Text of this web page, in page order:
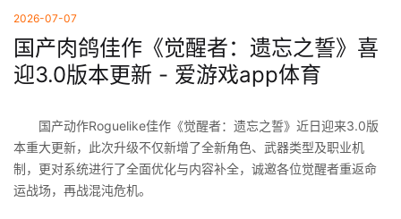
2026-07-07
国产肉鸽佳作《觉醒者：遗忘之誓》喜
迎3.0版本更新 - 爱游戏app体育
国产动作Roguelike佳作《觉醒者：遗忘之誓》近日迎来3.0版
本重大更新，此次升级不仅新增了全新角色、武器类型及职业机
制，更对系统进行了全面优化与内容补全，诚邀各位觉醒者重返命
运战场，再战混沌危机。